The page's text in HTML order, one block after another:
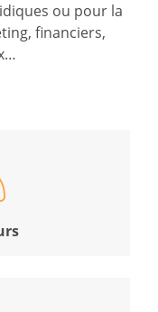
ou pour la
financiers,